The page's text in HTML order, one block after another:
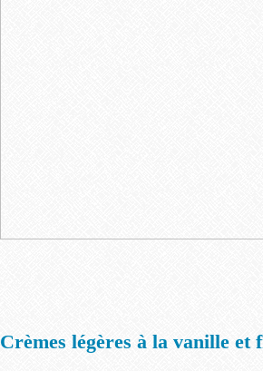
Crèmes légères à la vanille et